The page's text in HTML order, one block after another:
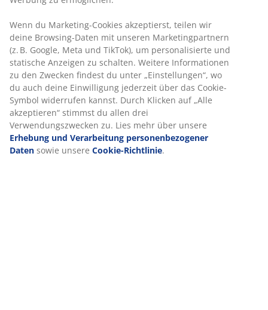
50,00
€ /Stk
Versandkosten
Wählen das richtige Gewicht der
Bettdecke
Wenn du Marketing-Cookies akzeptierst, teilen wir
deine Browsing-Daten mit unseren Marketingpartnern
(z. B. Google, Meta und TikTok), um personalisierte und
statische Anzeigen zu schalten. Weitere Informationen
zu den Zwecken findest du unter „Einstellungen“, wo
du auch deine Einwilligung jederzeit über das Cookie-
Symbol widerrufen kannst. Durch Klicken auf „Alle
akzeptieren“ stimmst du allen drei
Verwendungszwecken zu. Lies mehr über unsere
Erhebung und Verarbeitung personenbezogener
Daten sowie unsere Cookie-Richtlinie.